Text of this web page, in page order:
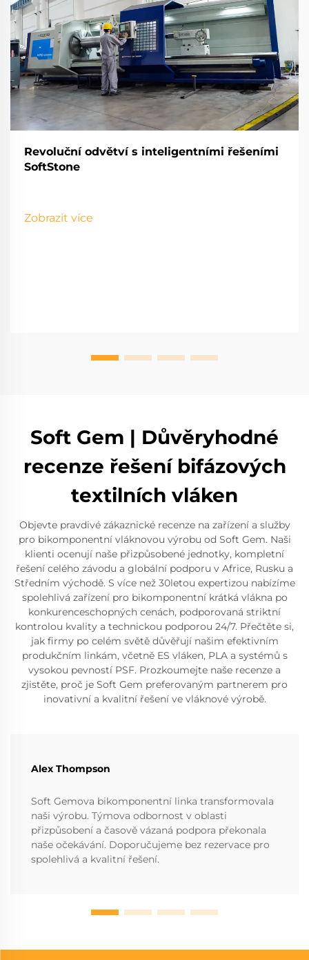
Revoluční odvětví s inteligentními řešeními
SoftStone
Zobrazit více
Soft Gem | Důvěryhodné
recenze řešení bifázových
textilních vláken
Objevte pravdivé zákaznické recenze na zařízení a služby
pro bikomponentní vláknovou výrobu od Soft Gem. Naši
klienti ocenují naše přizpůsobené jednotky, kompletní
řešení celého závodu a globální podporu v Africe, Rusku a
Středním východě. S více než 30letou expertizou nabízíme
spolehlivá zařízení pro bikomponentní krátká vlákna po
konkurenceschopných cenách, podporovaná striktní
kontrolou kvality a technickou podporou 24/7. Přečtěte si,
jak firmy po celém světě důvěřují našim efektivním
produkčním linkám, včetně ES vláken, PLA a systémů s
vysokou pevností PSF. Prozkoumejte naše recenze a
zjistěte, proč je Soft Gem preferovaným partnerem pro
inovativní a kvalitní řešení ve vláknové výrobě.
Alex Thompson
Soft Gemova bikomponentní linka transformovala
naši výrobu. Týmova odbornost v oblasti
přizpůsobení a časově vázaná podpora překonala
naše očekávání. Doporučujeme bez rezervace pro
spolehlivá a kvalitní řešení.